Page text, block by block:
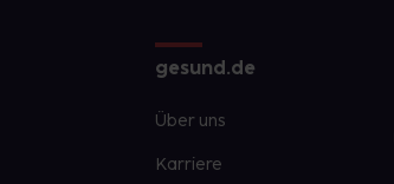
gesund.de
Über uns
Karriere